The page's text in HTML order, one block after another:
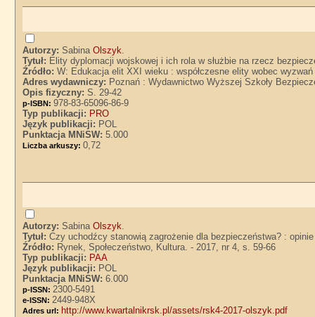
Autorzy:SabinaOlszyk.
Tytuł: Elity dyplomacji wojskowej i ich rola w służbie na rzecz
Źródło:W: Edukacja elit XXI wieku : współczesne elity wobec
Adres wydawniczy: Poznań : Wydawnictwo Wyższej Szkoły
Opis fizyczny:S. 29-42
p-ISBN:978-83-65096-86-9
Typ publikacji: PRO
Język publikacji: POL
Punktacja MNiSW:5.000
Liczba arkuszy:0,72
Autorzy:SabinaOlszyk.
Tytuł:Czy uchodźcy stanowią zagrożenie dla bezpieczeństwa? :
Źródło: Rynek, Społeczeństwo, Kultura. - 2017, nr 4, s. 59-66
Typ publikacji: PAA
Język publikacji: POL
Punktacja MNiSW:6.000
p-ISSN: 2300-5491
e-ISSN: 2449-948X
Adres url: http://www.kwartalnikrsk.pl/assets/rsk4-2017-olszyk.pdf